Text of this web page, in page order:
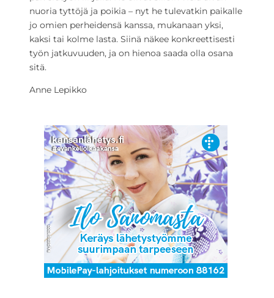
nuoria tyttöjä ja poikia – nyt he tulevatkin paikalle
jo omien perheidensä kanssa, mukanaan yksi,
kaksi tai kolme lasta. Siinä näkee konkreettisesti
työn jatkuvuuden, ja on hienoa saada olla osana
sitä.
Anne Lepikko